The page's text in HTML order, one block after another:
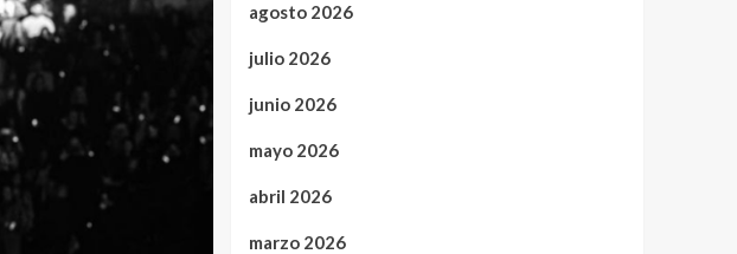
agosto 2026
julio 2026
junio 2026
mayo 2026
abril 2026
marzo 2026